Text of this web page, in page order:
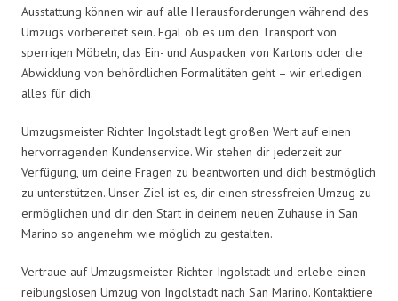
Ausstattung können wir auf alle Herausforderungen während des
Umzugs vorbereitet sein. Egal ob es um den Transport von
sperrigen Möbeln, das Ein- und Auspacken von Kartons oder die
Abwicklung von behördlichen Formalitäten geht – wir erledigen
alles für dich.
Umzugsmeister Richter Ingolstadt legt großen Wert auf einen
hervorragenden Kundenservice. Wir stehen dir jederzeit zur
Verfügung, um deine Fragen zu beantworten und dich bestmöglich
zu unterstützen. Unser Ziel ist es, dir einen stressfreien Umzug zu
ermöglichen und dir den Start in deinem neuen Zuhause in San
Marino so angenehm wie möglich zu gestalten.
Vertraue auf Umzugsmeister Richter Ingolstadt und erlebe einen
reibungslosen Umzug von Ingolstadt nach San Marino. Kontaktiere